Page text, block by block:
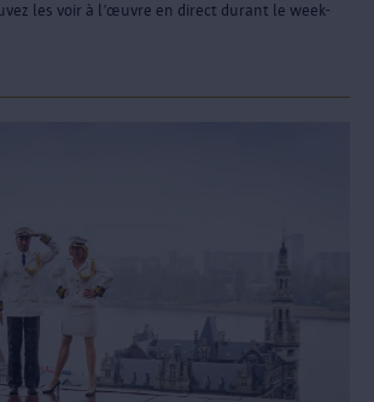
les voir à l’œuvre en direct durant le week-